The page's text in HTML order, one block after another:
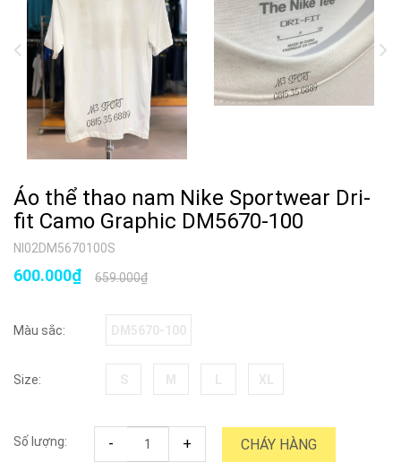
Áo thể thao nam Nike Sportwear Dri-
fit Camo Graphic DM5670-100
NI02DM5670100S
659.000₫
600.000₫
Màu sắc:
Size:
Số lượng: - + CHÁY HÀNG